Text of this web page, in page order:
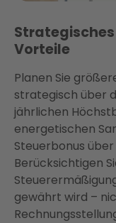
Vorteile
Planen Sie
strategisch über
jährlichen
energetischen
Steuerbonus
Berücksichtigen
gewährt wird –